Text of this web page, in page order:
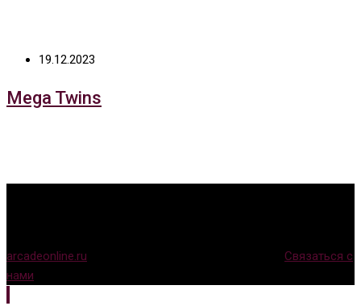
19.12.2023
Mega Twins
arcadeonline.ru
Связаться с
нами